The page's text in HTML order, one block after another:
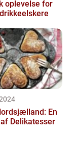
oplevelse for
En
Delikatesser